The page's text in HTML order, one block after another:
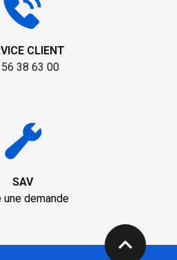
CLIENT
38 63 00
SAV
une demande
expand_less